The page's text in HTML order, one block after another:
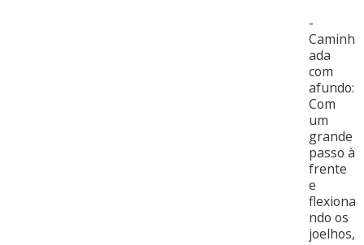
-
Caminh
ada
com
afundo:
Com
um
grande
passo à
frente
e
flexiona
ndo os
joelhos,